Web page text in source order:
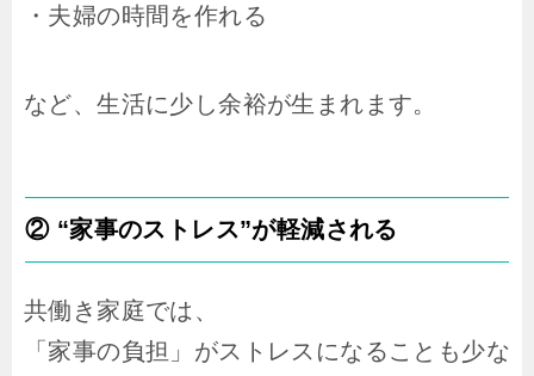
・夫婦の時間を作れる
など、生活に少し余裕が生まれます。
② “家事のストレス”が軽減される
共働き家庭では、
「家事の負担」がストレスになることも少な